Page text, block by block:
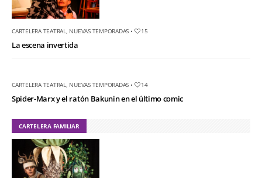
CARTELERA TEATRAL NUEVAS TEMPORADAS • 15
La escena invertida
CARTELERA TEATRAL NUEVAS TEMPORADAS • 14
Spider-Marx y el ratón Bakunin en el último comic
CARTELERA FAMILIAR